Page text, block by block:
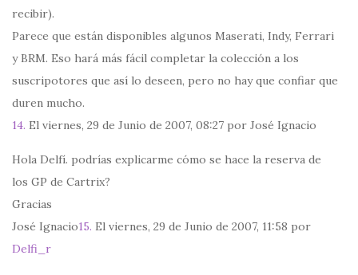
recibir).
Parece que están disponibles algunos Maserati, Indy, Ferrari
y BRM. Eso hará más fácil completar la colección a los
suscripotores que así lo deseen, pero no hay que confiar que
duren mucho.
14. El viernes, 29 de Junio de 2007, 08:27 por José Ignacio
Hola Delfí. podrías explicarme cómo se hace la reserva de
los GP de Cartrix?
Gracias
José Ignacio15. El viernes, 29 de Junio de 2007, 11:58 por
Delfi_r